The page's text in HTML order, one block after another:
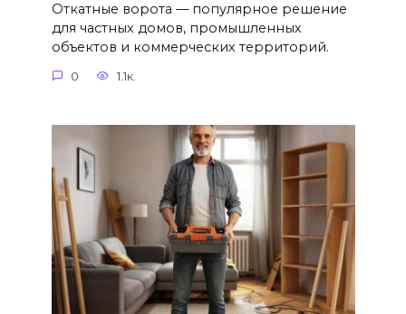
Откатные ворота — популярное решение
для частных домов, промышленных
объектов и коммерческих территорий.
0 1.1к.